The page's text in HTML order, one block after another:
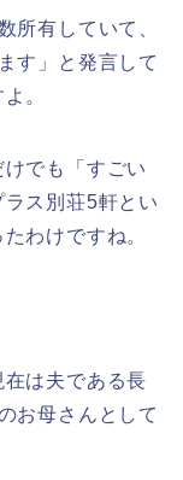
所有していて、
す」と発言して
。
でも「すごい
ス別荘5軒とい
わけですね。
は夫である長
お母さんとして